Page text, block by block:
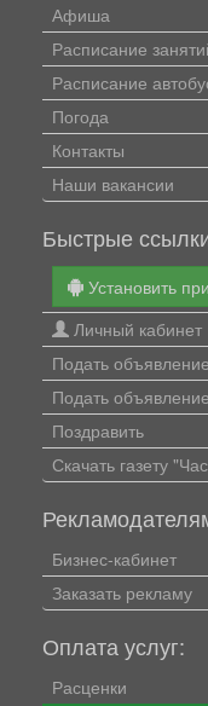
Афиша
Расписание
Расписание
Погода
Контакты
Наши вакансии
Быстрые
Установить
Личный кабинет
Подать объявление
Подать
Поздравить
Скачать газету
Бизнес-кабинет
Заказать рекламу
Оплата услуг:
Расценки